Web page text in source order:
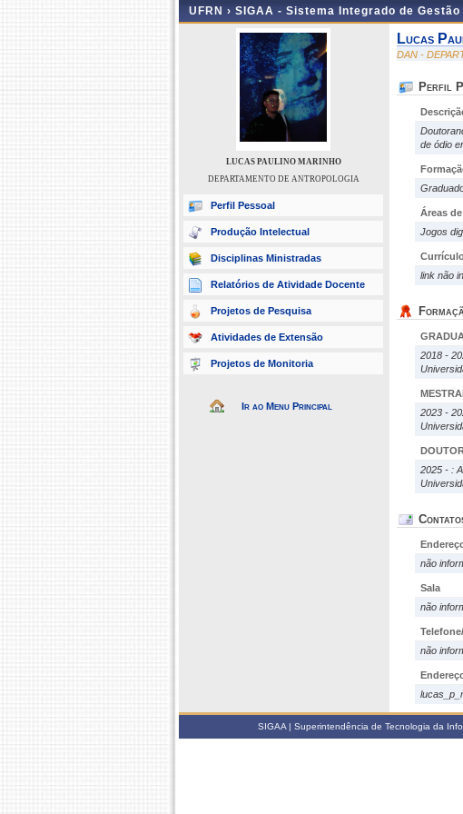
UFRN › SIGAA - Sistema Integrado de
LUCAS PAULINO MARINHO
DEPARTAMENTO DE ANTROPOLOGIA
Perfil Pessoal
Produção Intelectual
Disciplinas Ministradas
Relatórios de Atividade Docente
Projetos de Pesquisa
Atividades de Extensão
Projetos de Monitoria
Ir ao Menu Principal
Lucas
DAN -
Perfil
de ódio
Áreas
Jogos
link não
2018 -
2023 -
2025 - :
não
Sala
não
não
SIGAA | Superintendência de Tecnologia da